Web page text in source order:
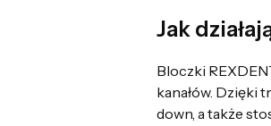
Jak
Bloczki
kanałów. Dzięki
down, a także